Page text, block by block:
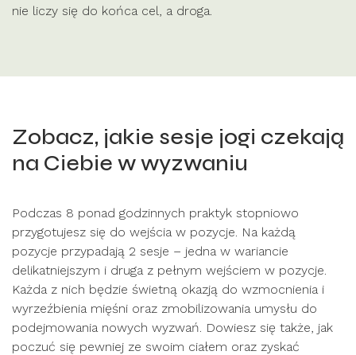
nie liczy się do końca cel, a droga.
Zobacz, jakie sesje jogi czekają
na Ciebie w wyzwaniu
Podczas 8 ponad godzinnych praktyk stopniowo
przygotujesz się do wejścia w pozycje. Na każdą
pozycje przypadają 2 sesje – jedna w wariancie
delikatniejszym i druga z pełnym wejściem w pozycje.
Każda z nich będzie świetną okazją do wzmocnienia i
wyrzeźbienia mięśni oraz zmobilizowania umysłu do
podejmowania nowych wyzwań. Dowiesz się także, jak
poczuć się pewniej ze swoim ciałem oraz zyskać